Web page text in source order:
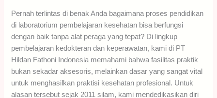
Pernah terlintas di benak Anda bagaimana proses pendidikan
di laboratorium pembelajaran kesehatan bisa berfungsi
dengan baik tanpa alat peraga yang tepat? Di lingkup
pembelajaran kedokteran dan keperawatan, kami di PT
Hildan Fathoni Indonesia memahami bahwa fasilitas praktik
bukan sekadar aksesoris, melainkan dasar yang sangat vital
untuk menghasilkan praktisi kesehatan profesional. Untuk
alasan tersebut sejak 2011 silam, kami mendedikasikan diri